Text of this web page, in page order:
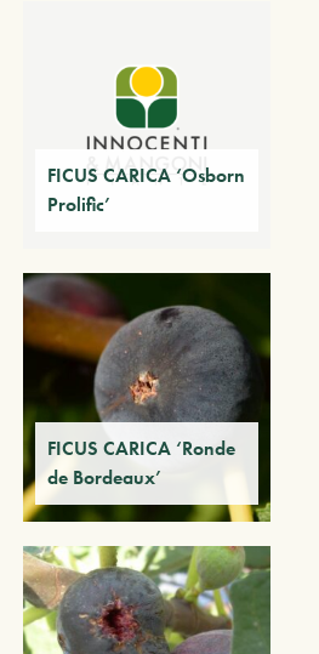
FICUS CARICA ‘Osborn
Prolific’
FICUS CARICA ‘Ronde
de Bordeaux’